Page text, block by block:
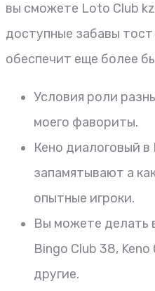
вы сможете Loto Club
доступные забавы
обеспечит еще более
Условия роли
моего фавориты.
Кено диалоговый в
запамятывают а
опытные игроки.
Вы можете делать
Bingo Club 38,
другие.